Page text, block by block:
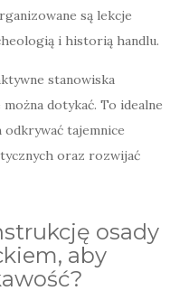
są lekcje
i historią handlu.
stanowiska
dotykać. To idealne
odkrywać tajemnice
oraz rozwijać
osady
aby